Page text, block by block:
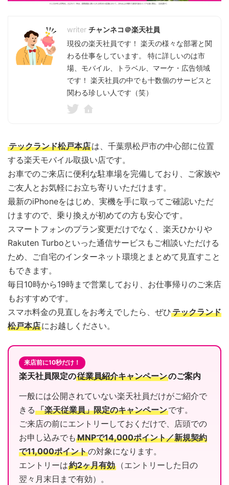
チャンネコ＠楽天社員
現役の楽天社員です！ 楽天の様々な部署と関
わる仕事をしています。 特に詳しいのは市
場、モバイル、トラベル、マーケ・広告領域
です！ 楽天社員の中でも十数個のサービスと
関わる珍しい人です（笑）
テックランド松戸本店は、千葉県松戸市の中心部に位置
する楽天モバイル取扱い店です。
お車でのご来店に便利な駐車場を完備しており、ご家族や
ご友人とお気軽にお立ち寄りいただけます。
最新のiPhoneをはじめ、実機を手に取ってご確認いただ
けますので、乗り換えが初めての方も安心です。
スマートフォンのプラン変更だけでなく、楽天ひかりや
Rakuten Turboといった通信サービスもご相談いただける
ため、ご自宅のインターネット環境とまとめて見直すこと
もできます。
毎日10時から19時まで営業しており、お仕事帰りのご来店
もおすすめです。
スマホ料金の見直しをお考えでしたら、ぜひテックランド
松戸本店にお越しください。
来店前に10秒だけ！
楽天社員限定の従業員紹介キャンペーンのご案内
一般には公開されていない楽天社員だけがご紹介で
きる 「楽天従業員」限定のキャンペーンです。
ご来店の前にエントリーしておくだけで、店頭での
お申し込みでも MNPで14,000ポイント／新規契約
で11,000ポイントの対象になります。
エントリーは約2ヶ月有効 （エントリーした日の
翌々月末日まで有効）。